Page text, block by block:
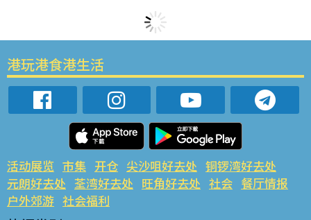
港玩港食港生活
活动展览 市集 开仓 尖沙咀好去处 铜锣湾好去处
元朗好去处 荃湾好去处 旺角好去处 社会 餐厅情报
户外郊游 社会福利